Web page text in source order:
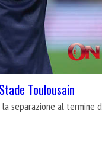
Toulousain
separazione al